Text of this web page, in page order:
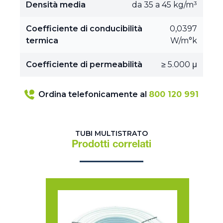
Densità media da 35 a 45 kg/m³
Coefficiente di conducibilità
termica
0,0397
W/m°k
Coefficiente di permeabilità ≥ 5.000 μ
Ordina telefonicamente al 800 120 991
TUBI MULTISTRATO
Prodotti correlati